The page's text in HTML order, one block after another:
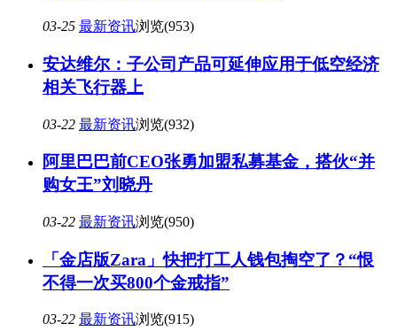
03-25 最新资讯浏览(953)
安达维尔：子公司产品可延伸应用于低空经济
相关飞行器上
03-22 最新资讯浏览(932)
阿里巴巴前CEO张勇加盟私募基金，搭伙“并
购女王”刘晓丹
03-22 最新资讯浏览(950)
「金店版Zara」快把打工人钱包掏空了？“恨
不得一次买800个金戒指”
03-22 最新资讯浏览(915)